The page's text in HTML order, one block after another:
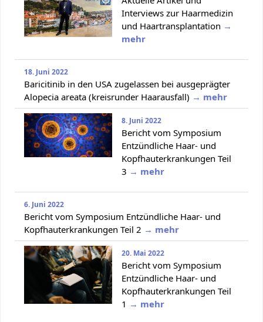
Interviews zur Haarmedizin
und Haartransplantation →
mehr
18. Juni 2022
Baricitinib in den USA zugelassen bei ausgeprägter
Alopecia areata (kreisrunder Haarausfall) → mehr
8. Juni 2022
Bericht vom Symposium
Entzündliche Haar- und
Kopfhauterkrankungen Teil
3 → mehr
6. Juni 2022
Bericht vom Symposium Entzündliche Haar- und
Kopfhauterkrankungen Teil 2 → mehr
20. Mai 2022
Bericht vom Symposium
Entzündliche Haar- und
Kopfhauterkrankungen Teil
1 → mehr